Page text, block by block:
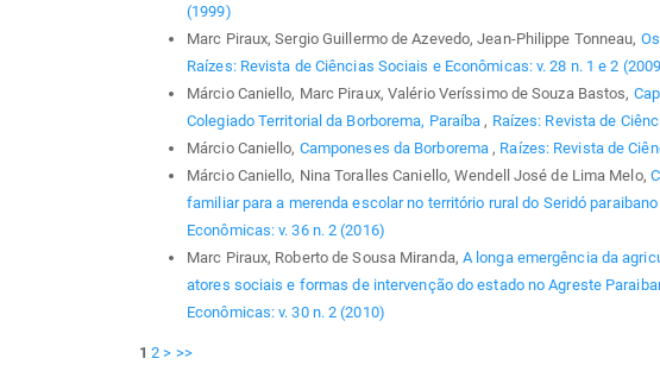
(1999)
Marc Piraux, Sergio Guillermo de Azevedo, Jean-Philippe Tonneau,
Raízes: Revista de Ciências Sociais e Econômicas: v. 28 n. 1 e 2
Márcio Caniello, Marc Piraux, Valério Veríssimo de Souza Bastos,
Colegiado Territorial da Borborema, Paraíba , Raízes: Revista de
Márcio Caniello, Camponeses da Borborema , Raízes: Revista de
Márcio Caniello, Nina Toralles Caniello, Wendell José de Lima Melo,
familiar para a merenda escolar no território rural do Seridó paraibano
Econômicas: v. 36 n. 2 (2016)
Marc Piraux, Roberto de Sousa Miranda, A longa emergência da
atores sociais e formas de intervenção do estado no Agreste
Econômicas: v. 30 n. 2 (2010)
1 2 > >>